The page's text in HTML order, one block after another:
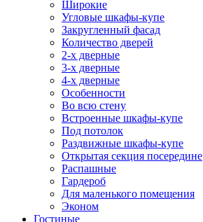
Широкие
Угловые шкафы-купе
Закругленный фасад
Количество дверей
2-х дверные
3-х дверные
4-х дверные
Особенности
Во всю стену
Встроенные шкафы-купе
Под потолок
Раздвижные шкафы-купе
Открытая секция посередине
Распашные
Гардероб
Для маленького помещения
Эконом
Гостиные